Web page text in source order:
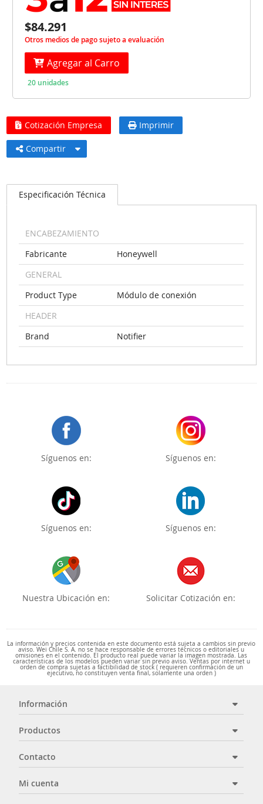
$84.291
Otros medios de pago sujeto a evaluación
Agregar al Carro
20 unidades
Cotización Empresa Imprimir
Compartir
Especificación Técnica
ENCABEZAMIENTO
Fabricante
Honeywell
GENERAL
Product Type
Módulo de conexión
HEADER
Brand
Notifier
Síguenos en: Síguenos en:
Síguenos en: Síguenos en:
Nuestra Ubicación en: Solicitar Cotización en:
La información y precios contenida en este documento está sujeta a cambios sin previo
aviso. Wei Chile S. A. no se hace responsable de errores técnicos o editoriales u
omisiones en el contenido. El producto real puede variar la imagen mostrada. Las
características de los modelos pueden variar sin previo aviso. Ventas por internet u
orden de compra sujetas a factibilidad de stock ( requieren confirmación de un
ejecutivo, no constituyen venta final, solamente una orden )
Información
Productos
Contacto
Mi cuenta